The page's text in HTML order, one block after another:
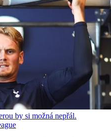
by si možná nepřál.